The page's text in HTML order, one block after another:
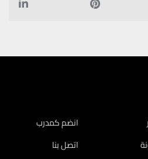
انضم كمدرب
اتصل بنا